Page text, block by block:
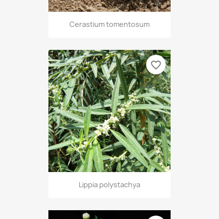
Cerastium tomentosum
Lippia polystachya
favorite_border